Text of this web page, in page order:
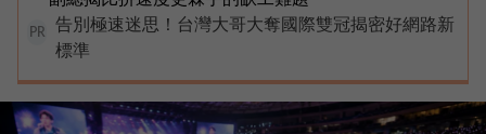
PR
告別極速迷思！台灣大哥大奪國際雙冠揭密好網路新
標準